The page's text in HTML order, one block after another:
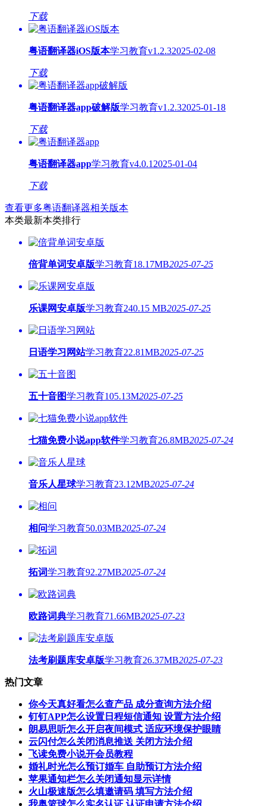
下载
粤语翻译器iOS版本学习教育v1.2.32025-02-08
下载
粤语翻译器app破解版学习教育v1.2.32025-01-18
下载
粤语翻译器app学习教育v4.0.1 2025-01-04
下载
查看更多粤语翻译器相关版本
本类最新本类排行
倍背单词安卓版学习教育18.17MB2025-07-25
乐课网安卓版学习教育240.15 MB2025-07-25
日语学习网站学习教育22.81MB2025-07-25
五十音图学习教育105.13M2025-07-25
七猫免费小说app软件学习教育26.8MB2025-07-24
音乐人星球学习教育23.12MB2025-07-24
相问学习教育50.03MB2025-07-24
拓词学习教育92.27MB2025-07-24
欧路词典学习教育71.66MB2025-07-23
法考刷题库安卓版学习教育26.37MB2025-07-23
热门文章
你今天真好看怎么查产品 成分查询方法介绍
钉钉APP怎么设置日程短信通知 设置方法介绍
朗易思听怎么开启夜间模式 适应环境保护眼睛
云闪付怎么关闭消息推送 关闭方法介绍
飞读免费小说开会员教程
婚礼时光怎么预订婚车 自助预订方法介绍
苹果通知栏怎么关闭通知显示详情
火山极速版怎么填邀请码 填写方法介绍
我奥篮球怎么实名认证 认证申请方法介绍